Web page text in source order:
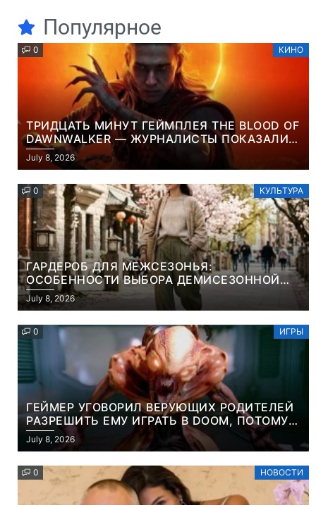
Популярное
0 КИНО
ТРИДЦАТЬ МИНУТ ГЕЙМПЛЕЯ THE BLOOD OF
DAWNWALKER — ЖУРНАЛИСТЫ ПОКАЗАЛИ
НАЧАЛО НОВОЙ ИГРЫ ОТ ВЕТЕРАНОВ CD
PROJEKT RED
July 8, 2026
0 КУЛЬТУРА
ГАРДЕРОБ ДЛЯ МЕЖСЕЗОНЬЯ:
ОСОБЕННОСТИ ВЫБОРА ДЕМИСЕЗОННОЙ
ПАРКИ И ЭЛЕГАНТНОГО ЖЕНСКОГО ПЛАЩА
July 8, 2026
0 ИГРЫ
ГЕЙМЕР УГОВОРИЛ ВЕРУЮЩИХ РОДИТЕЛЕЙ
РАЗРЕШИТЬ ЕМУ ИГРАТЬ В DOOM, ПОТОМУ
ЧТО ЭТО ХРИСТИАНСКАЯ ИГРА ПРО
УБИЙСТВО ДЕМОНОВ
July 8, 2026
0 НОВОСТИ